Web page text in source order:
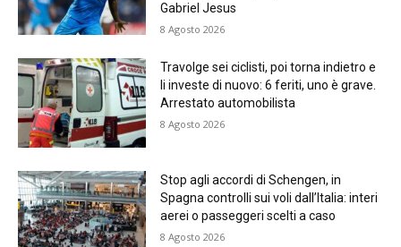
Gabriel Jesus
8 Agosto 2026
Travolge sei ciclisti, poi torna indietro e
li investe di nuovo: 6 feriti, uno è grave.
Arrestato automobilista
8 Agosto 2026
Stop agli accordi di Schengen, in
Spagna controlli sui voli dall’Italia: interi
aerei o passeggeri scelti a caso
8 Agosto 2026